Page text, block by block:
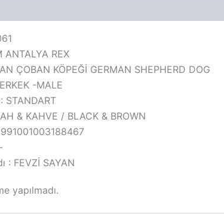
ANTALYA REX
ÇOBAN KÖPEĞİ GERMAN SHEPHERD DOG
-MALE
STANDART
& KAHVE / BLACK & BROWN
: FEVZİ SAYAN
yapılmadı.